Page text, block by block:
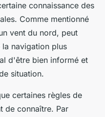
connaissance des
Comme mentionné
vent du nord, peut
navigation plus
d'être bien informé et
situation.
certaines règles de
de connaître. Par